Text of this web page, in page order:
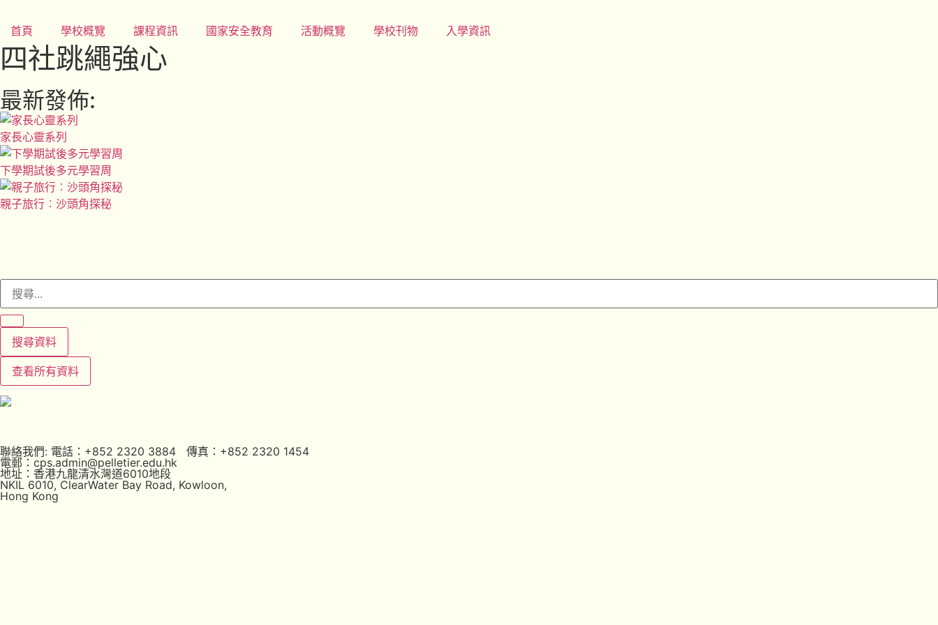
首頁 學校概覽 課程資訊 國家安全教育 活動概覽 學校刊物 入學資訊
四社跳繩強心
最新發佈:
家長心靈系列
下學期試後多元學習周
親子旅行︰沙頭角探秘
搜尋資料
查看所有資料
聯絡我們: 電話：+852 2320 3884 傳真：+852 2320 1454
電郵：cps.admin@pelletier.edu.hk
地址：香港九龍清水灣道6010地段
NKIL 6010, ClearWater Bay Road, Kowloon,
Hong Kong